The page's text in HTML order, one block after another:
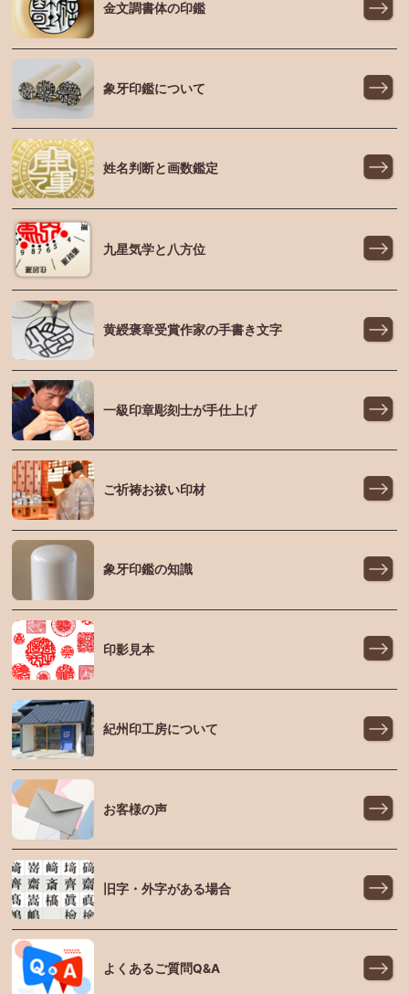
金文調書体の印鑑
象牙印鑑について
姓名判断と画数鑑定
九星気学と八方位
黄綬褒章受賞作家の手書き文字
一級印章彫刻士が手仕上げ
ご祈祷お祓い印材
象牙印鑑の知識
印影見本
紀州印工房について
お客様の声
旧字・外字がある場合
よくあるご質問Q&A